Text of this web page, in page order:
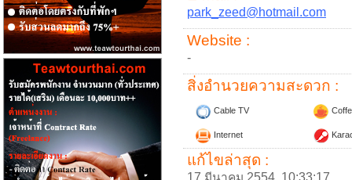
park_zeed@hotmail.com
Website :
-
สิ่งอำนวยความสะดวก :
Cable TV
Internet
แก้ไขล่าสุด :
17 มีนาคม 2554 10:33:17